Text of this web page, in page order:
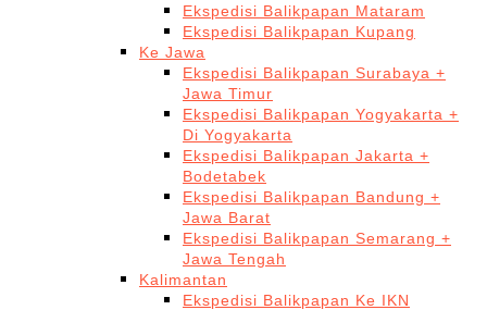
Ekspedisi Balikpapan Mataram
Ekspedisi Balikpapan Kupang
Ke Jawa
Ekspedisi Balikpapan Surabaya +
Jawa Timur
Ekspedisi Balikpapan Yogyakarta +
Di Yogyakarta
Ekspedisi Balikpapan Jakarta +
Bodetabek
Ekspedisi Balikpapan Bandung +
Jawa Barat
Ekspedisi Balikpapan Semarang +
Jawa Tengah
Kalimantan
Ekspedisi Balikpapan Ke IKN